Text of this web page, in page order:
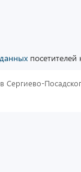
посетителей